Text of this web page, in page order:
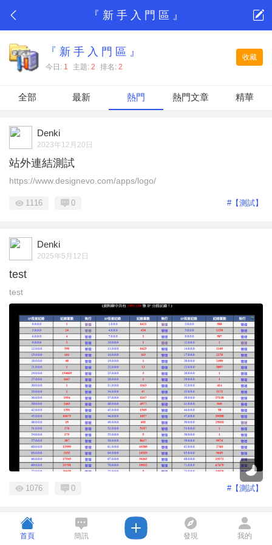
『 新 手 入 門 區 』
收藏
『 新 手 入 門 區 』
今日: 1 主題: 2 排名: 2
全部 最新 熱門 熱門文章 精華
Denki
2023年12月20日
站外連結測試
https://www.designevo.com/apps/logo/
#【測試】
1116 0
Denki
2025年5月12日
test
test
#【測試】
1076 0
首頁 簡訊 發現 我的